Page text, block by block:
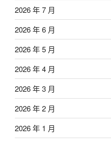
2026 年 7 月
2026 年 6 月
2026 年 5 月
2026 年 4 月
2026 年 3 月
2026 年 2 月
2026 年 1 月